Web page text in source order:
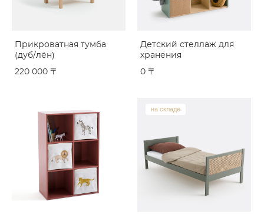
Прикроватная тумба
(дуб/лён)
220 000 〒
Детский стеллаж для
хранения
0 〒
на складе